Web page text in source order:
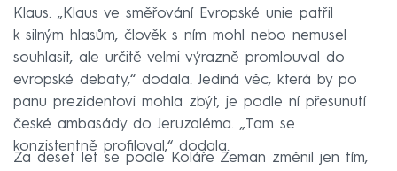
Klaus. „Klaus ve směřování Evropské unie patřil
k silným hlasům, člověk s ním mohl nebo nemusel
souhlasit, ale určitě velmi výrazně promlouval do
evropské debaty,“ dodala. Jediná věc, která by po
panu prezidentovi mohla zbýt, je podle ní přesunutí
české ambasády do Jeruzaléma. „Tam se
konzistentně profiloval,“ dodala.
Za deset let se podle Koláře Zeman změnil jen tím,